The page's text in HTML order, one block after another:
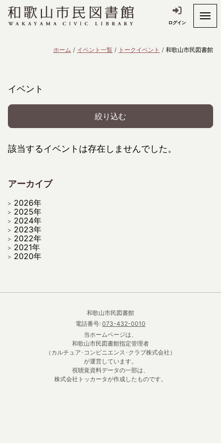
ログイン
ホーム イベント一覧 トークイベント 和歌山市民図書館
イベント
絞り込む
該当するイベントは存在しませんでした。
アーカイブ
2026年
2025年
2024年
2023年
2022年
2021年
2020年
和歌山市民図書館
電話番号: 073-432-0010
当ホームページは、
和歌山市民図書館指定管理者
（カルチュア･コンビニエンス･クラブ株式会社）
が運営しています。
視聴覚資料データの一部は、
株式会社トッカータが作成したものです。